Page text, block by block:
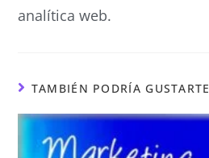
analítica web.
TAMBIÉN PODRÍA GUSTARTE